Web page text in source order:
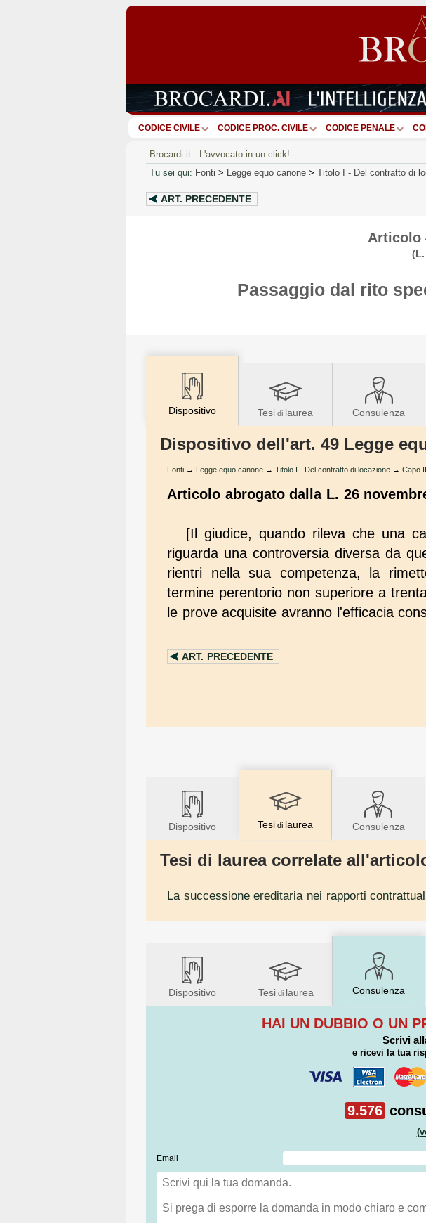
CODICE CIVILE CODICE PROC. CIVILE CODICE PENALE
Brocardi.it - L'avvocato in un click!
Tu sei qui: Fonti > Legge equo canone > Titolo I - Del contratto di
ART. PRECEDENTE
Articolo
Passaggio dal rito
Dispositivo Tesi di laurea Consulenza
Dispositivo dell'art. 49 Legge
Fonti → Legge equo canone → Titolo I - Del contratto di locazione → Capo
Articolo abrogato dalla L. 26
[Il giudice, quando rileva che una
riguarda una controversia diversa da
rientri nella sua competenza, la
termine perentorio non superiore a
le prove acquisite avranno l'efficacia
ART. PRECEDENTE
Dispositivo Tesi di laurea Consulenza
Tesi di laurea correlate
La successione ereditaria nei rapporti
Dispositivo Tesidi laurea Consulenza
HAI UN DUBBIO O UN
Scrivi
e ricevi la tua
9.576
Email